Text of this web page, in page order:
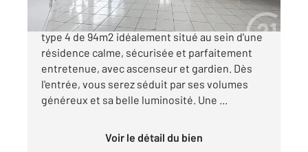
COMPIEGNE Découvrez cet appartement de
type 4 de 94m2 idéalement situé au sein d'une
résidence calme, sécurisée et parfaitement
entretenue, avec ascenseur et gardien. Dès
l'entrée, vous serez séduit par ses volumes
généreux et sa belle luminosité. Une ...
Voir le détail du bien